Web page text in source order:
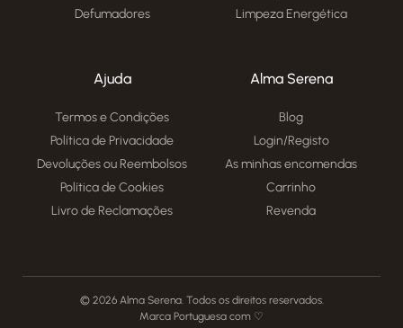
Defumadores
Limpeza Energética
Ajuda
Termos e Condições
Política de Privacidade
Devoluções ou Reembolsos
Política de Cookies
Livro de Reclamações
Alma Serena
Blog
Login/Registo
As minhas encomendas
Carrinho
Revenda
© 2026 Alma Serena. Todos os direitos reservados.
Marca Portuguesa com ♡